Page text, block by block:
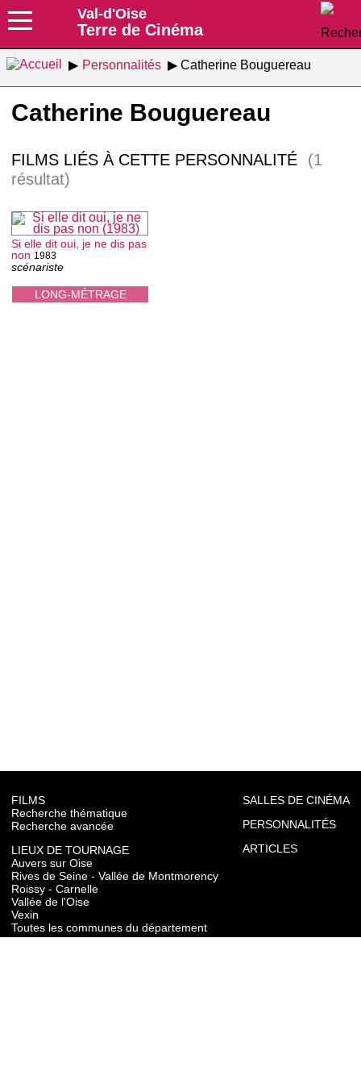
Val-d'Oise
Terre de Cinéma
Personnalités Catherine Bouguereau
Catherine Bouguereau
FILMS LIÉS À CETTE PERSONNALITÉ
(1
résultat)
LONG-MÉTRAGE
Si elle dit oui, je ne dis pas
non 1983
scénariste
FILMS
Recherche thématique
Recherche avancée
LIEUX DE TOURNAGE
Auvers sur Oise
Rives de Seine - Vallée de Montmorency
Roissy - Carnelle
Vallée de l'Oise
Vexin
Toutes les communes du département
SALLES DE CINÉMA
PERSONNALITÉS
ARTICLES